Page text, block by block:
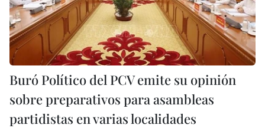
Buró Político del PCV emite su opinión
sobre preparativos para asambleas
partidistas en varias localidades